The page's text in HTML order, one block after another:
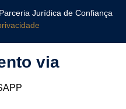
Jurídica de Confiança
via